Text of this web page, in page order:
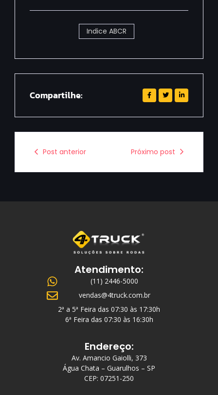
Indice ABCR
Compartilhe:
Post anterior Próximo post
Atendimento:
(11) 2446-5000
vendas@4truck.com.br
2ª a 5ª Feira das 07:30 às 17:30h
6ª Feira das 07:30 às 16:30h
Endereço:
Av. Amancio Gaiolli, 373
Água Chata – Guarulhos – SP
CEP: 07251-250